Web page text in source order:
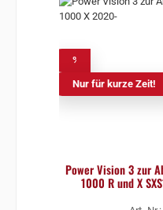
Nur für kurze Zeit!
Power Vision 3 zur
1000 R und X